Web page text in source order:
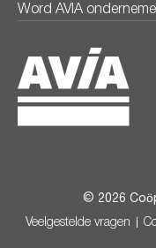
Word AVIA
© 2026
Veelgestelde vragen